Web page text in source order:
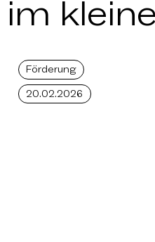
im
Förderung
20.02.2026